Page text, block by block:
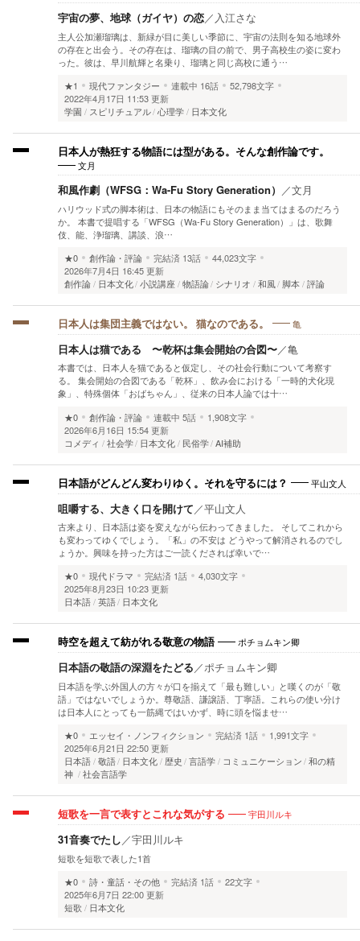
宇宙の夢、地球（ガイヤ）の恋／ 入江さな
主人公加瀬瑠璃は、新緑が目に美しい季節に、宇宙の法則を知る地球外
の存在と出会う。その存在は、瑠璃の目の前で、男子高校生の姿に変わ
った。彼は、早川航輝と名乗り、瑠璃と同じ高校に通う…
★1
現代ファンタジー 連載中 16話
52,798文字
2022年4月17日 11:53 更新
学園
スピリチュアル 心理学 日本文化
日本人が熱狂する物語には型がある。そんな創作論です。
文月
和風作劇（WFSG：Wa-Fu Story Generation） ／文月
ハリウッド式の脚本術は、日本の物語にもそのまま当てはまるのだろう
か。 本書で提唱する「WFSG（Wa-Fu Story Generation）」は、歌舞
伎、能、浄瑠璃、講談、浪…
★0
創作論・評論 完結済 13話
44,023文字
2026年7月4日 16:45 更新
創作論
日本文化 小説講座 物語論 シナリオ 和風 脚本 評論
日本人は集団主義ではない。 猫なのである。 亀
日本人は猫である 〜乾杯は集会開始の合図〜／亀
本書では、日本人を猫であると仮定し、その社会行動について考察す
る。 集会開始の合図である「乾杯」、飲み会における「一時的犬化現
象」、特殊個体「おばちゃん」、従来の日本人論では十…
★0
創作論・評論 連載中 5話
1,908文字
2026年6月16日 15:54 更新
コメディ
社会学 日本文化 民俗学 AI補助
日本語がどんどん変わりゆく。それを守るには？ 平山文人
咀嚼する、大きく口を開けて ／平山文人
古来より、日本語は姿を変えながら伝わってきました。 そしてこれから
も変わってゆくでしょう。「私」の不安は どうやって解消されるのでし
ょうか。興味を持った方はご一読くだされば幸いで…
★0
現代ドラマ 完結済 1話
4,030文字
2025年8月23日 10:23 更新
日本語 英語 日本文化
時空を超えて紡がれる敬意の物語 ポチョムキン卿
日本語の敬語の深淵をたどる／ポチョムキン卿
日本語を学ぶ外国人の方々が口を揃えて「最も難しい」と嘆くのが「敬
語」ではないでしょうか。尊敬語、謙譲語、丁寧語。これらの使い分け
は日本人にとっても一筋縄ではいかず、時に頭を悩ませ…
★0
エッセイ・ノンフィクション 完結済 1話
1,991文字
2025年6月21日 22:50 更新
日本語 敬語 日本文化 歴史 言語学 コミュニケーション 和の精
神
社会言語学
短歌を一言で表すとこれな気がする 宇田川ルキ
31音奏でたし／宇田川ルキ
短歌を短歌で表した1首
★0
詩・童話・その他 完結済 1話
22文字
2025年6月7日 22:00 更新
短歌
日本文化